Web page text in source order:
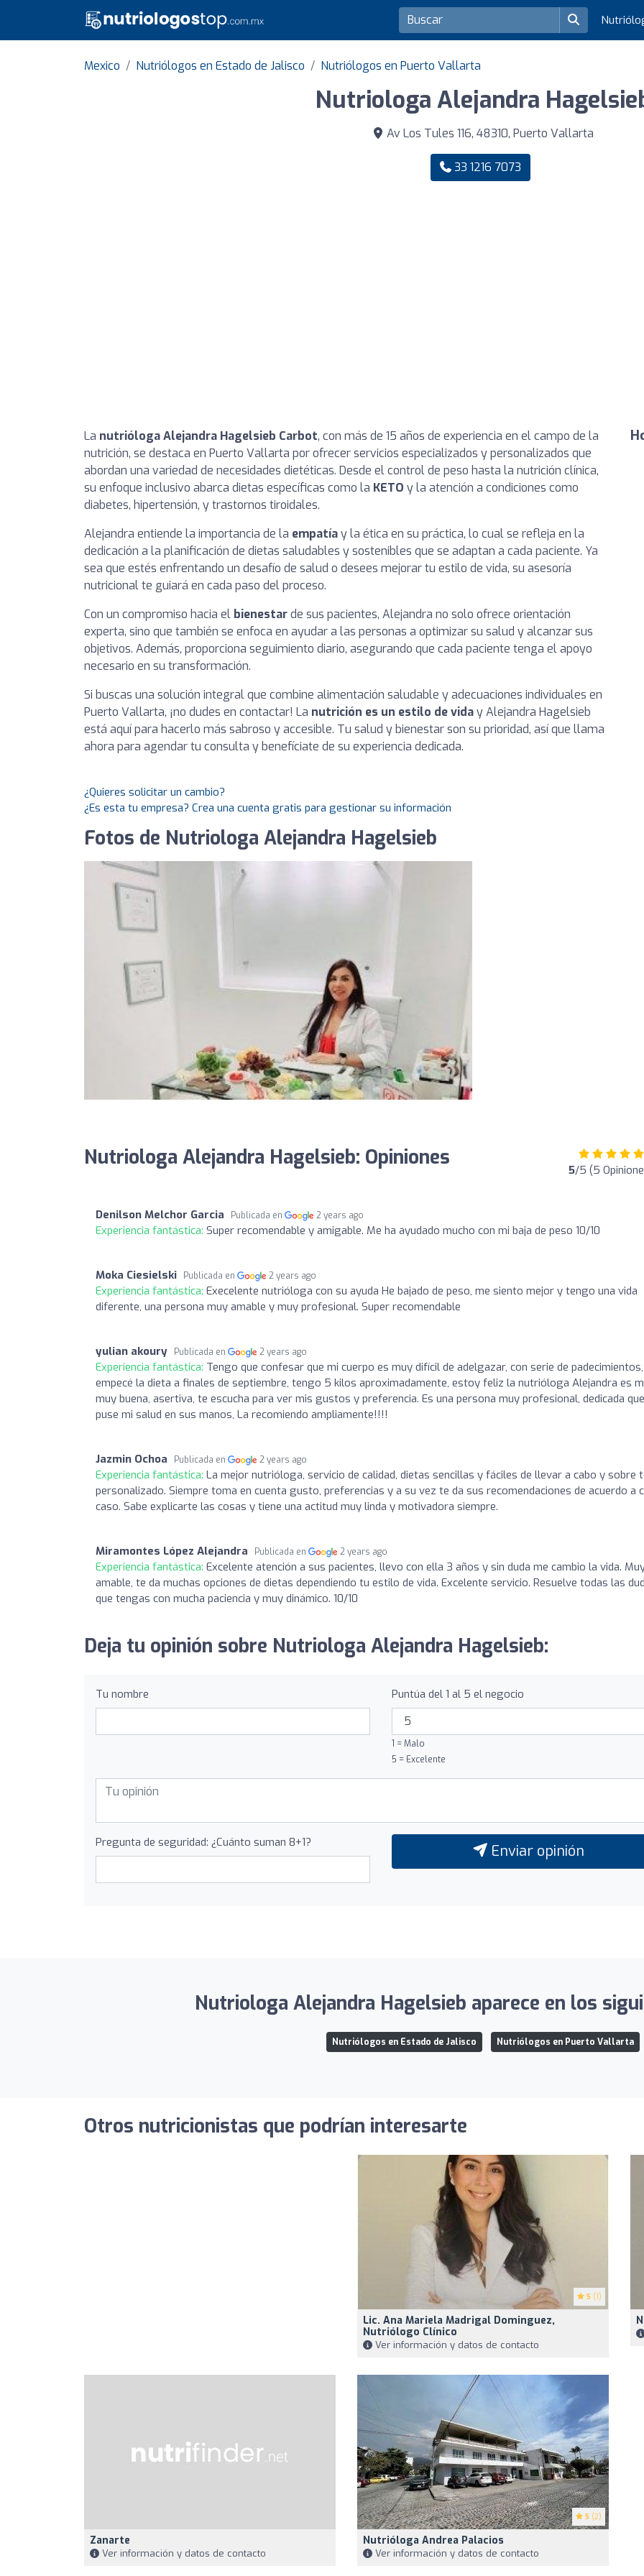
Mexico Nutriólogos en Estado de Jalisco Nutriólogos en Puerto Vallarta
Nutriologa Alejandra
Av Los Tules 116, 48310, Puerto Vallarta
33 1216 7073
La nutrióloga Alejandra Hagelsieb Carbot, con más de 15 años de experiencia en el campo de la
nutrición, se destaca en Puerto Vallarta por ofrecer servicios especializados y personalizados que
abordan una variedad de necesidades dietéticas. Desde el control de peso hasta la nutrición clínica,
su enfoque inclusivo abarca dietas específicas como la KETO y la atención a condiciones como
diabetes, hipertensión, y trastornos tiroidales.
Alejandra entiende la importancia de la empatíay la ética en su práctica, lo cual se refleja en la
dedicación a la planificación de dietas saludables y sostenibles que se adaptan a cada paciente. Ya
sea que estés enfrentando un desafío de salud o desees mejorar tu estilo de vida, su asesoría
nutricional te guiará en cada paso del proceso.
Con un compromiso hacia el bienestarde sus pacientes, Alejandra no solo ofrece orientación
experta, sino que también se enfoca en ayudar a las personas a optimizar su salud y alcanzar sus
objetivos. Además, proporciona seguimiento diario, asegurando que cada paciente tenga el apoyo
necesario en su transformación.
Si buscas una solución integral que combine alimentación saludable y adecuaciones individuales en
Puerto Vallarta, ¡no dudes en contactar! La nutrición es un estilo de viday Alejandra Hagelsieb
está aquí para hacerlo más sabroso y accesible. Tu salud y bienestar son su prioridad, así que llama
ahora para agendar tu consulta y benefíciate de su experiencia dedicada.
¿Quieres solicitar un cambio?
¿Es esta tu empresa? Crea una cuenta gratis para gestionar su información
Fotos de Nutriologa Alejandra Hagelsieb
Nutriologa Alejandra Hagelsieb: Opiniones 5/5 (5
Denilson Melchor Garcia Publicada en 2 years ago
Experiencia fantástica: Super recomendable y amigable. Me ha ayudado mucho con mi baja de peso 10/10
Moka Ciesielski Publicada en 2 years ago
Experiencia fantástica: Execelente nutrióloga con su ayuda He bajado de peso, me siento mejor y tengo una vida
diferente, una persona muy amable y muy profesional. Super recomendable
yulian akoury Publicada en 2 years ago
Experiencia fantástica: Tengo que confesar que mi cuerpo es muy difícil de adelgazar, con serie de padecimientos,
empecé la dieta a finales de septiembre, tengo 5 kilos aproximadamente, estoy feliz la nutrióloga Alejandra es
muy buena, asertiva, te escucha para ver mis gustos y preferencia. Es una persona muy profesional, dedicada
puse mi salud en sus manos, La recomiendo ampliamente!!!!
Jazmin Ochoa Publicada en 2 years ago
Experiencia fantástica: La mejor nutrióloga, servicio de calidad, dietas sencillas y fáciles de llevar a cabo y sobre
personalizado. Siempre toma en cuenta gusto, preferencias y a su vez te da sus recomendaciones de acuerdo a
caso. Sabe explicarte las cosas y tiene una actitud muy linda y motivadora siempre.
Miramontes López Alejandra Publicada en 2 years ago
Experiencia fantástica: Excelente atención a sus pacientes, llevo con ella 3 años y sin duda me cambio la vida.
amable, te da muchas opciones de dietas dependiendo tu estilo de vida. Excelente servicio. Resuelve todas las
que tengas con mucha paciencia y muy dinámico. 10/10
Deja tu opinión sobre Nutriologa Alejandra Hagelsieb:
Tu nombre Puntúa del 1 al 5 el negocio
1 = Malo
5 = Excelente
Pregunta de seguridad: ¿Cuánto suman 8+1? Enviar opinión
Nutriologa Alejandra Hagelsieb aparece en los
Nutriólogos en Estado de Jalisco Nutriólogos en Puerto Vallarta
Otros nutricionistas que podrían interesarte
5 (1)
Lic. Ana Mariela Madrigal Dominguez,
Nutriólogo Clínico
Ver información y datos de contacto
Zanarte
Ver información y datos de contacto
5 (2)
Nutrióloga Andrea Palacios
Ver información y datos de contacto